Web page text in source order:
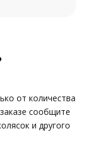
от количества
сообщите
и другого